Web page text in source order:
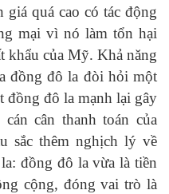
quá cao có tác động
mại vì nó làm tổn hại
khẩu của Mỹ. Khả năng
đồng đô la đòi hỏi một
đồng đô la mạnh lại gây
cân thanh toán của
sắc thêm nghịch lý về
đồng đô la vừa là tiền
cộng, đóng vai trò là